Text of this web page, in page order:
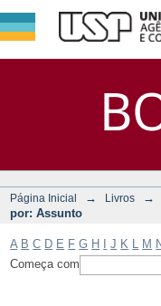
Página Inicial → Livros →
por: Assunto
A B C D E F G H J K M N
Começa com